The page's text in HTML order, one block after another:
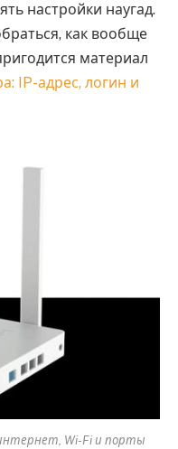
настройки наугад.
как вообще
материал
IP-адрес, логин и
Wi-Fi и порты